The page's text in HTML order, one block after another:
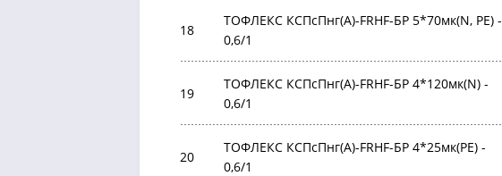
18
ТОФЛЕКС КСПсПнг(А)-FRHF-БР 5*70мк(N, PE) -
0,6/1
19
ТОФЛЕКС КСПсПнг(А)-FRHF-БР 4*120мк(N) -
0,6/1
20
ТОФЛЕКС КСПсПнг(А)-FRHF-БР 4*25мк(PE) -
0,6/1